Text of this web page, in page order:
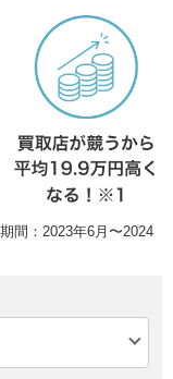
間：2023年6月〜2024